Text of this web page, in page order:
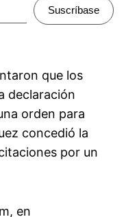
Suscríbase
que los
declaración
orden para
concedió la
por un
en